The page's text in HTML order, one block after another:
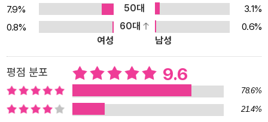
7.9% 50대
3.1%
0.8%
60대
0.6%
여성
남성
평점 분포 9.6
78.6%
21.4%